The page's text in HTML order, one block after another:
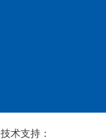
技术支持：